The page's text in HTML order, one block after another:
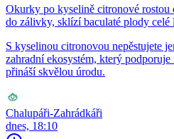
Okurky po kyselině citronové
do zálivky, sklízí baculaté plody celé
S kyselinou citronovou nepěstujete
zahradní ekosystém, který
přináší skvělou úrodu.
Chalupáři-Zahrádkáři
dnes, 18:10